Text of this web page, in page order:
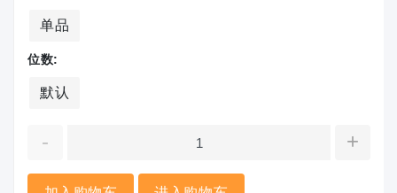
单品
位数:
默认
- +